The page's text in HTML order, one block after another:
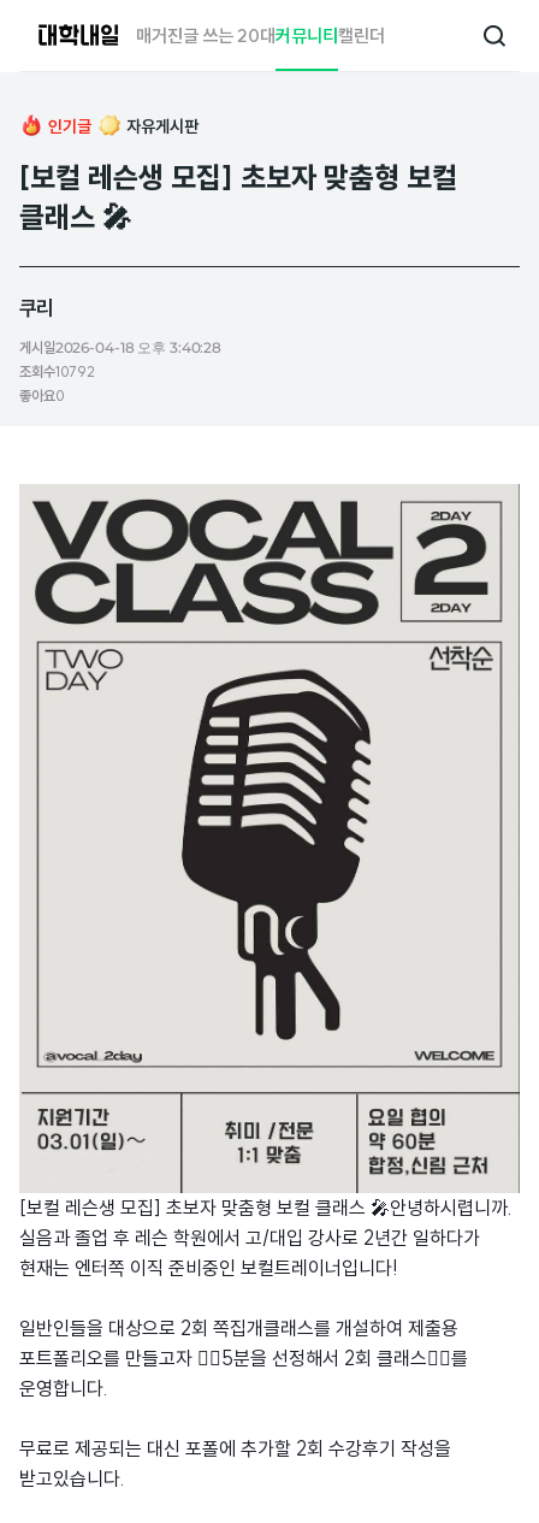
매거진글 쓰는 20대커뮤니티캘린더
검
인기글 자유게시판
[보컬 레슨생 모집] 초보자 맞춤형 보컬
클래스 🎤
쿠리
게시일2026-04-18 오후 3:40:28
조회수10792
좋아요0
[보컬 레슨생 모집] 초보자 맞춤형 보컬 클래스 🎤안녕하시렵니까.
실음과 졸업 후 레슨 학원에서 고/대입 강사로 2년간 일하다가
현재는 엔터쪽 이직 준비중인 보컬트레이너입니다!
일반인들을 대상으로 2회 쪽집개클래스를 개설하여 제출용
포트폴리오를 만들고자 👉🏻5분을 선정해서 2회 클래스👈🏻를
운영합니다.
무료로 제공되는 대신 포폴에 추가할 2회 수강후기 작성을
받고있습니다.